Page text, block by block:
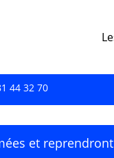
44 32 70
et